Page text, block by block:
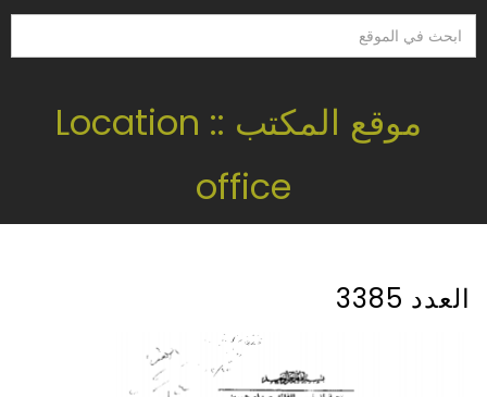
ابحث
في
موقع المكتب :: Location
office
العدد 3385